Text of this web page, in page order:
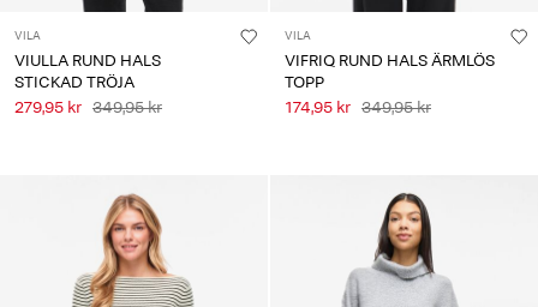
VILA
VIULLA RUND HALS
STICKAD TRÖJA
279,95 kr 349,95 kr
VILA
VIFRIQ RUND HALS ÄRMLÖS
TOPP
174,95 kr 349,95 kr